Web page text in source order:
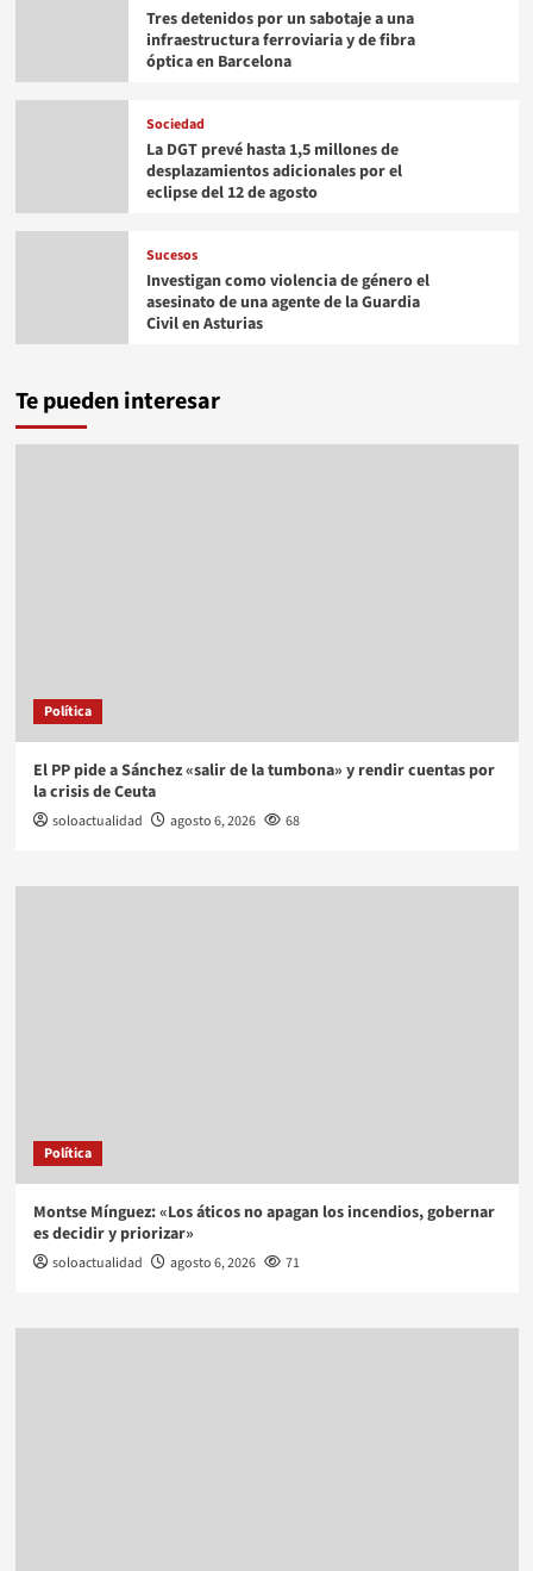
Tres detenidos por un sabotaje a una
infraestructura ferroviaria y de fibra
óptica en Barcelona
Sociedad
La DGT prevé hasta 1,5 millones de
desplazamientos adicionales por el
eclipse del 12 de agosto
Sucesos
Investigan como violencia de género el
asesinato de una agente de la Guardia
Civil en Asturias
Te pueden interesar
Política
El PP pide a Sánchez «salir de la tumbona» y rendir cuentas por
la crisis de Ceuta
soloactualidad agosto 6, 2026 68
Política
Montse Mínguez: «Los áticos no apagan los incendios, gobernar
es decidir y priorizar»
soloactualidad agosto 6, 2026 71